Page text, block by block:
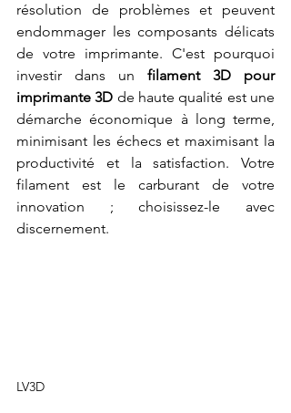
résolution de problèmes et peuvent
endommager les composants délicats
de votre imprimante. C'est pourquoi
investir dans un filament 3D pour
imprimante 3D de haute qualité est une
démarche économique à long terme,
minimisant les échecs et maximisant la
productivité et la satisfaction. Votre
filament est le carburant de votre
innovation ; choisissez-le avec
discernement.
LV3D